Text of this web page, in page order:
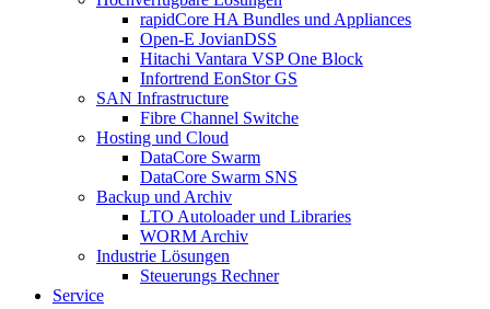
rapidCore HA Bundles und Appliances
Open-E JovianDSS
Hitachi Vantara VSP One Block
Infortrend EonStor GS
SAN Infrastructure
Fibre Channel Switche
Hosting und Cloud
DataCore Swarm
DataCore Swarm SNS
Backup und Archiv
LTO Autoloader und Libraries
WORM Archiv
Industrie Lösungen
Steuerungs Rechner
Service